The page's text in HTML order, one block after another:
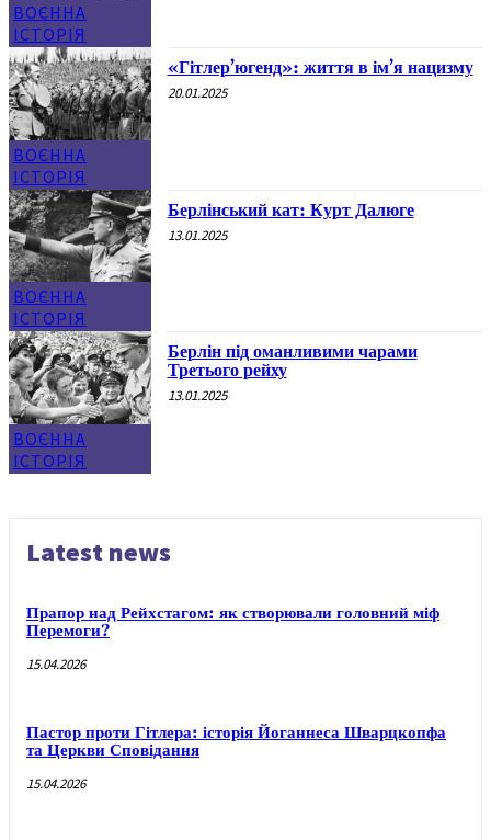
ВОЄННА
ІСТОРІЯ
ВОЄННА
ІСТОРІЯ
«Гітлер’югенд»: життя в ім’я нацизму
20.01.2025
ВОЄННА
ІСТОРІЯ
Берлінський кат: Курт Далюге
13.01.2025
ВОЄННА
ІСТОРІЯ
Берлін під оманливими чарами
Третього рейху
13.01.2025
Latest news
Прапор над Рейхстагом: як створювали головний міф
Перемоги?
15.04.2026
Пастор проти Гітлера: історія Йоганнеса Шварцкопфа
та Церкви Сповідання
15.04.2026